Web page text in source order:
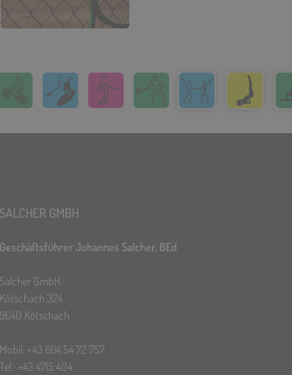
SALCHER GMBH
Geschäftsführer Johannes Salcher, BEd
Salcher GmbH
Kötschach 324
9640 Kötschach
Mobil: +43 664 54 72 757
Tel.: +43 4715 404